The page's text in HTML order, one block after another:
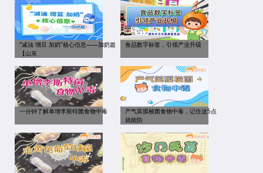
“减油 增豆 加奶”核心信息——加奶篇
【山东
食品数字标签，引领产业升级
一分钟了解单增李斯特菌食物中毒
产气荚膜梭菌食物中毒，记住这5点
就能防